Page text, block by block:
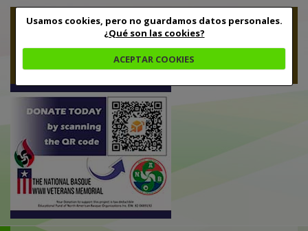
Usamos cookies, pero no guardamos datos personales.
¿Qué son las cookies?
ACEPTAR COOKIES